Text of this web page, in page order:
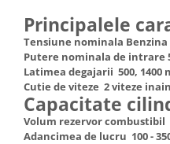
Televizoare
Principalele
Tensiune nominala Benzina
Putere nominala de intrare
Latimea degajarii 500, 1400
Cutie de viteze 2 viteze
Capacitate
Volum rezervor combustibil
Adancimea de lucru 100 -